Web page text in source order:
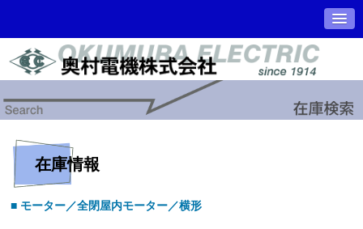
在庫情報
■ モーター／全閉屋内モーター／横形